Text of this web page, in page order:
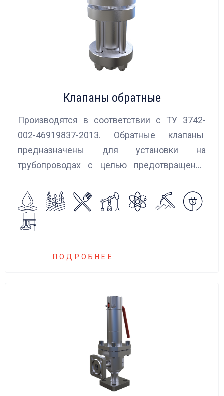
Клапаны обратные
Производятся в соответствии с ТУ 3742-
002-46919837-2013. Обратные клапаны
предназначены для установки на
трубопроводах с целью предотвращения
агрессивных жидкостей, эмульсий,
суспензий и пропуска их в прямом
направлении.
ПОДРОБНЕЕ